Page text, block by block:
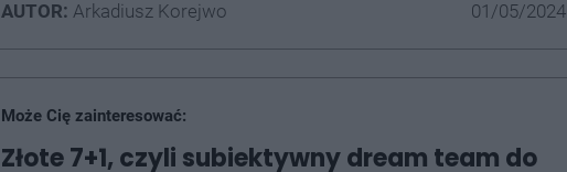
AUTOR: Arkadiusz Korejwo 01/05/2024
Może Cię zainteresować:
Złote 7+1, czyli subiektywny dream team do